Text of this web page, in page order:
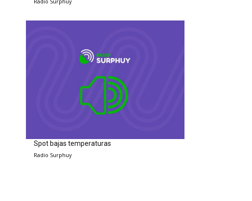
Spot bajas temperaturas
Radio Surphuy